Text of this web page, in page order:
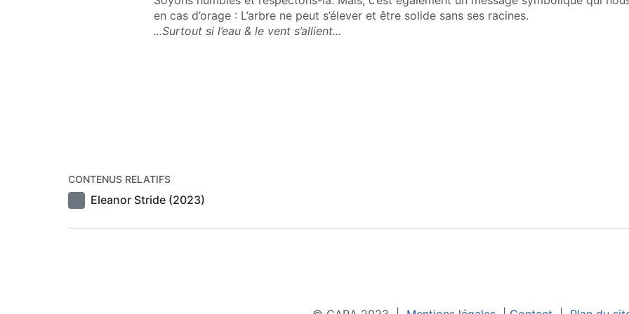
en cas d’orage : L’arbre ne peut s’élever et être solide sans ses racines.
...Surtout si l’eau & le vent s’allient...
CONTENUS RELATIFS
Eleanor Stride (2023)